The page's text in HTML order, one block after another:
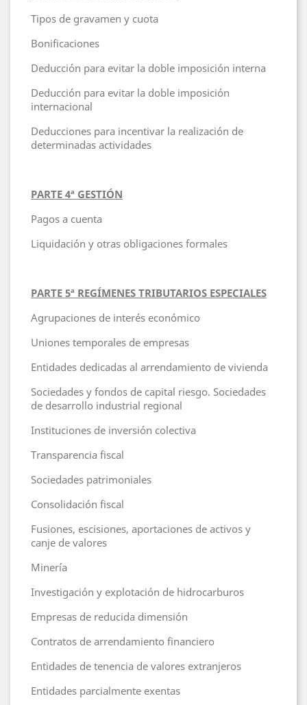
Tipos de gravamen y cuota
Bonificaciones
Deducción para evitar la doble imposición interna
Deducción para evitar la doble imposición
internacional
Deducciones para incentivar la realización de
determinadas actividades
PARTE 4ª GESTIÓN
Pagos a cuenta
Liquidación y otras obligaciones formales
PARTE 5ª REGÍMENES TRIBUTARIOS ESPECIALES
Agrupaciones de interés económico
Uniones temporales de empresas
Entidades dedicadas al arrendamiento de vivienda
Sociedades y fondos de capital riesgo. Sociedades
de desarrollo industrial regional
Instituciones de inversión colectiva
Transparencia fiscal
Sociedades patrimoniales
Consolidación fiscal
Fusiones, escisiones, aportaciones de activos y
canje de valores
Minería
Investigación y explotación de hidrocarburos
Empresas de reducida dimensión
Contratos de arrendamiento financiero
Entidades de tenencia de valores extranjeros
Entidades parcialmente exentas